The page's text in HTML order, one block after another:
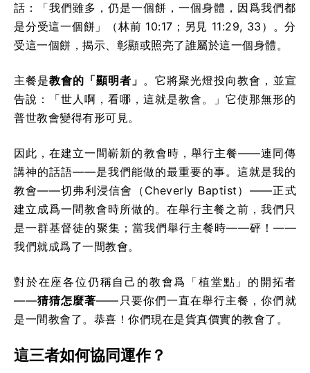
話：「我們雖多，仍是一個餅，一個身體，因爲我們都
是分受這一個餅」（林前 10:17；另見 11:29, 33）。分
受這一個餅，揭示、彰顯或照亮了誰屬於這一個身體。
主餐是教會的「顯明者」 。它將聚光燈投向教會，並宣
告說：「世人啊，看哪，這就是教會。」它使那無形的
普世教會變得有形可見。
因此，在建立一間嶄新的教會時，舉行主餐——連同傳
講神的話語——是我們能做的最重要的事。這就是我的
教會——切弗利浸信會（Cheverly Baptist）——正式
建立成爲一間教會時所做的。在舉行主餐之前，我們只
是一群基督徒的聚集；當我們舉行主餐時——砰！——
我們就成爲了一間教會。
對於在座各位仍稱自己的教會爲「植堂點」的開拓者
——猜猜怎麼著——只要你們一直在舉行主餐，你們就
是一間教會了。恭喜！你們現在是貨真價實的教會了。
這三者如何協同運作？